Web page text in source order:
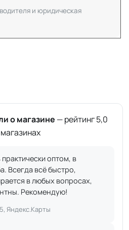
и юридическая
о магазине — рейтинг 5,0
практически оптом, в
Всегда всё быстро,
в любых вопросах,
Рекомендую!
Яндекс.Карты